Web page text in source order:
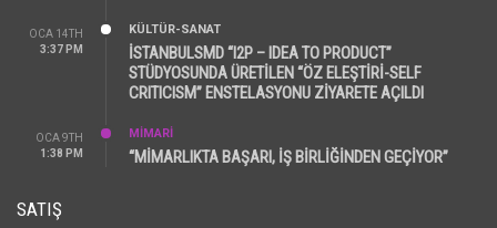
OCA 14TH
3:37 PM
KÜLTÜR-SANAT
İSTANBULSMD “I2P – IDEA TO PRODUCT”
STÜDYOSUNDA ÜRETİLEN “ÖZ ELEŞTİRİ-SELF
CRITICISM” ENSTELASYONU ZİYARETE AÇILDI
OCA 9TH
1:38 PM
MİMARİ
“MİMARLIKTA BAŞARI, İŞ BİRLİĞİNDEN GEÇİYOR”
SATIŞ